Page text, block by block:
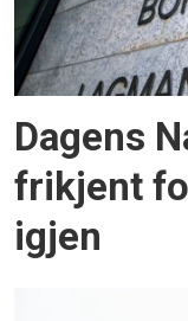
Dagens
frikjent
igjen